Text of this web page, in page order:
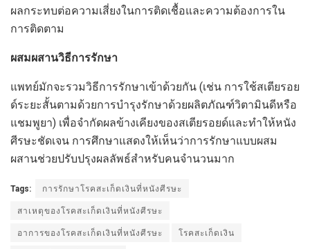
ผลกระทบต่อความเสี่ยงในการติดเชื้อและความต้องการใน
การติดตาม
ผสมผสานวิธีการรักษา
แพทย์มักจะรวมวิธีการรักษาเข้าด้วยกัน (เช่น การใช้สเตียรอย
ด์ระยะสั้นตามด้วยการบำรุงรักษาด้วยผลิตภัณฑ์วิตามินดีหรือ
แชมพูยา) เพื่อจำกัดผลข้างเคียงของสเตียรอยด์และทำให้หนัง
ศีรษะชัดเจน การศึกษาแสดงให้เห็นว่าการรักษาแบบผสม
ผสานช่วยปรับปรุงผลลัพธ์สำหรับคนจำนวนมาก
Tags: การรักษาโรคสะเก็ดเงินที่หนังศีรษะ
สาเหตุของโรคสะเก็ดเงินที่หนังศีรษะ
อาการของโรคสะเก็ดเงินที่หนังศีรษะ โรคสะเก็ดเงิน